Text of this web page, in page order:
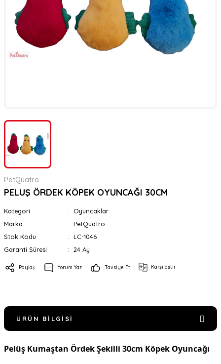
PetQuatro
PELUŞ ÖRDEK KÖPEK OYUNCAĞI 30CM
Kategori
Oyuncaklar
Marka
PetQuatro
Stok Kodu
LC-1046
Garanti Süresi
24 Ay
Paylaş Yorum Yaz Tavsiye Et Karşılaştır
ÜRÜN BILGISI
Pelüş Kumaştan Ördek Şekilli 30cm Köpek Oyuncağı